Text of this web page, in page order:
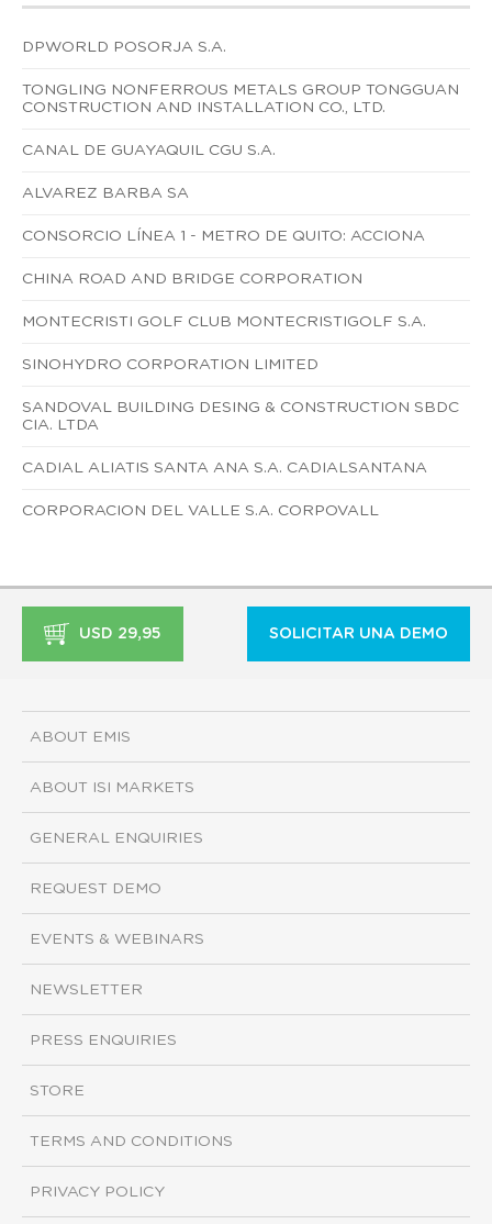
DPWORLD POSORJA S.A.
TONGLING NONFERROUS METALS GROUP TONGGUAN
CONSTRUCTION AND INSTALLATION CO., LTD.
CANAL DE GUAYAQUIL CGU S.A.
ALVAREZ BARBA SA
CONSORCIO LÍNEA 1 - METRO DE QUITO: ACCIONA
CHINA ROAD AND BRIDGE CORPORATION
MONTECRISTI GOLF CLUB MONTECRISTIGOLF S.A.
SINOHYDRO CORPORATION LIMITED
SANDOVAL BUILDING DESING & CONSTRUCTION SBDC
CIA. LTDA
CADIAL ALIATIS SANTA ANA S.A. CADIALSANTANA
CORPORACION DEL VALLE S.A. CORPOVALL
USD 29,95 SOLICITAR UNA DEMO
ABOUT EMIS
ABOUT ISI MARKETS
GENERAL ENQUIRIES
REQUEST DEMO
EVENTS & WEBINARS
NEWSLETTER
PRESS ENQUIRIES
STORE
TERMS AND CONDITIONS
PRIVACY POLICY